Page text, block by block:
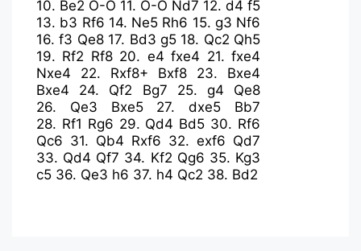
10. Be2 O-O 11. O-O Nd7 12. d4 f5
13. b3 Rf6 14. Ne5 Rh6 15. g3 Nf6
16.f3 Qe8 17. Bd3 g5 18. Qc2 Qh5
19. Rf2 Rf8 20. e4 fxe4 21.fxe4
Nxe4
22. Rxf8+ Bxf8 23. Bxe4
Bxe4
24. Qf2 Bg7 25. g4
Qe8
26. Qe3 Bxe5 27.dxe5
Bb7
28. Rf1 Rg6 29. Qd4 Bd5 30. Rf6
Qc6 31. Qb4 Rxf6 32. exf6 Qd7
33. Qd4 Qf7 34. Kf2 Qg6 35. Kg3
c5 36. Qe3 h6 37. h4 Qc2 38. Bd2